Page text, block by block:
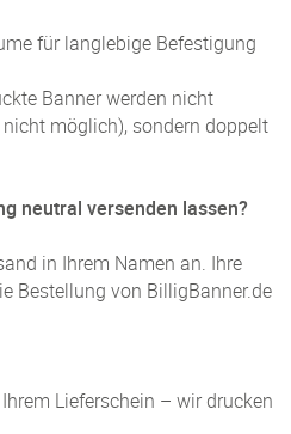
für langlebige Befestigung
Banner werden nicht
möglich), sondern doppelt
neutral versenden lassen?
in Ihrem Namen an. Ihre
Bestellung von BilligBanner.de
Lieferschein – wir drucken